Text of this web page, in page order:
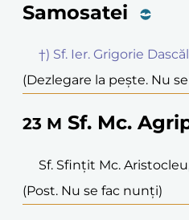
Samosatei
†) Sf. Ier. Grigorie
(Dezlegare la pește. Nu
23 M Sf. Mc.
Sf. Sfințit Mc.
(Post. Nu se fac nunți)